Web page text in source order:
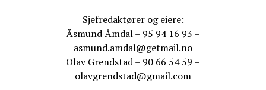
Sjefredaktører og eiere:
Åsmund Åmdal – 95 94 16 93 –
asmund.amdal@getmail.no
Olav Grendstad – 90 66 54 59 –
olavgrendstad@gmail.com